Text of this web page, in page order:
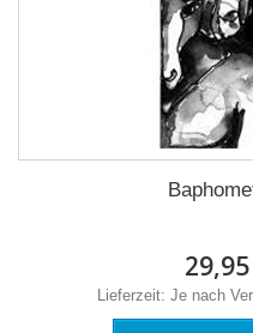
Lieferzeit: Je nach